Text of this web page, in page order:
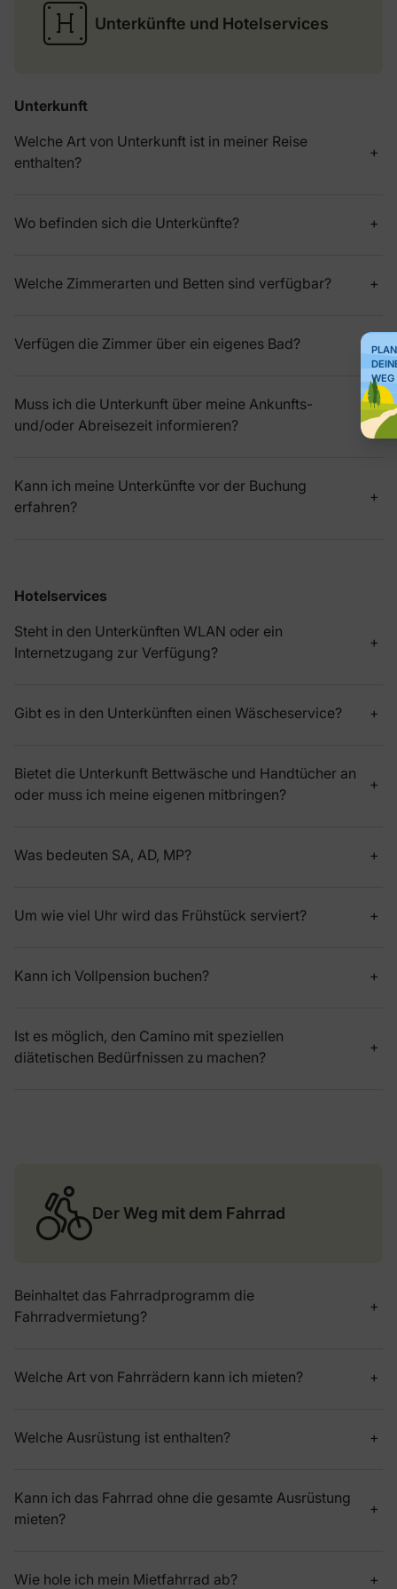
WEG
Unterkünfte und Hotelservices
Unterkunft
Welche Art von Unterkunft ist in meiner Reise
enthalten?
Wo befinden sich die Unterkünfte?
Welche Zimmerarten und Betten sind verfügbar?
Verfügen die Zimmer über ein eigenes Bad?
Muss ich die Unterkunft über meine Ankunfts-
und/oder Abreisezeit informieren?
Kann ich meine Unterkünfte vor der Buchung
erfahren?
Hotelservices
Steht in den Unterkünften WLAN oder ein
Internetzugang zur Verfügung?
Gibt es in den Unterkünften einen Wäscheservice?
Bietet die Unterkunft Bettwäsche und Handtücher an
oder muss ich meine eigenen mitbringen?
Was bedeuten SA, AD, MP?
Um wie viel Uhr wird das Frühstück serviert?
Kann ich Vollpension buchen?
Ist es möglich, den Camino mit speziellen
diätetischen Bedürfnissen zu machen?
Der Weg mit dem Fahrrad
Beinhaltet das Fahrradprogramm die
Fahrradvermietung?
Welche Art von Fahrrädern kann ich mieten?
Welche Ausrüstung ist enthalten?
Kann ich das Fahrrad ohne die gesamte Ausrüstung
mieten?
Wie hole ich mein Mietfahrrad ab?